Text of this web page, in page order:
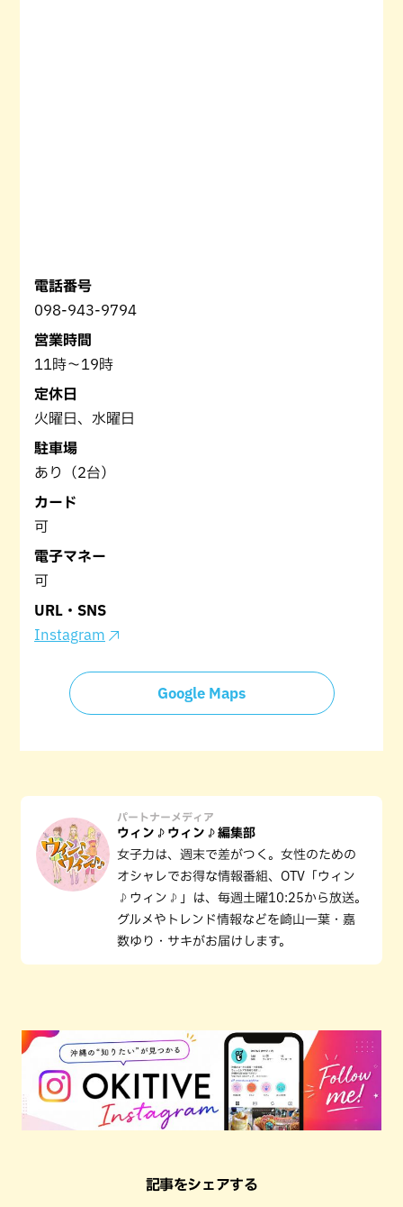
電話番号
098-943-9794
営業時間
11時～19時
定休日
火曜日、水曜日
駐車場
あり（2台）
カード
可
電子マネー
可
URL・SNS
Instagram
Google Maps
パートナーメディア
ウィン♪ウィン♪編集部
女子力は、週末で差がつく。女性のための
オシャレでお得な情報番組、OTV「ウィン
♪ウィン♪」は、毎週土曜10:25から放送。
グルメやトレンド情報などを崎山一葉・嘉
数ゆり・サキがお届けします。
記事をシェアする